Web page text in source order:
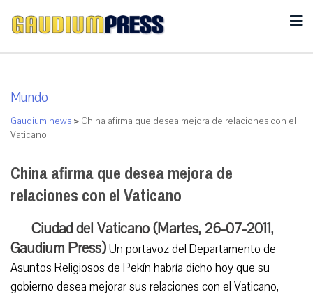
Mundo
Gaudium news > China afirma que desea mejora de relaciones con el
Vaticano
China afirma que desea mejora de
relaciones con el Vaticano
Ciudad del Vaticano (Martes, 26-07-2011,
Gaudium Press)Un portavoz del Departamento de
Asuntos Religiosos de Pekín habría dicho hoy que su
gobierno desea mejorar sus relaciones con el Vaticano,